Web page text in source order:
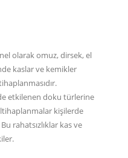
olarak omuz, dirsek, el
kaslar ve kemikler
etkilenen doku türlerine
kişilerde
rahatsızlıklar kas ve